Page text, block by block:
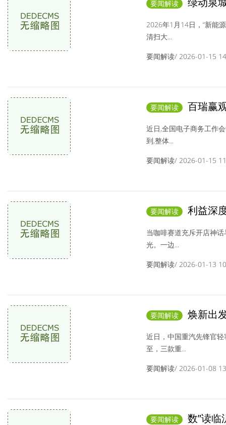
要闻解读
交付，政企协同
2026年1月14日，“新能
清扫大...
要闻解读/ 2026-01-15
要闻解读
百瑞赢
市场彰显活力与
近日,全国电子商务工作
到,整体...
要闻解读/ 2026-01-15
要闻解读 利益深
当咖啡赛道充斥开店神
光。一边...
要闻解读/ 2026-01-13
要闻解读
焕新出
正式发布
近日，中国重汽先锋官
至，三款重...
要闻解读/ 2026-01-08
要闻解读 数”读